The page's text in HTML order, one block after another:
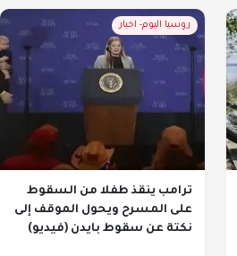
روسيا اليوم- اخبار
ترامب ينقذ طفلا من السقوط
على المسرح ويحول الموقف إلى
نكتة عن سقوط بايدن (فيديو)